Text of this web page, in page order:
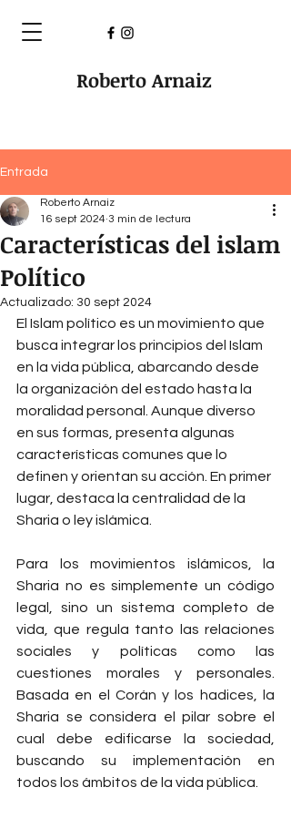
Roberto Arnaiz
Entrada
Características del islam
Político
Roberto Arnaiz
16 sept 2024 3 min de lectura
Actualizado: 30 sept 2024
El Islam político es un movimiento que
busca integrar los principios del Islam
en la vida pública, abarcando desde
la organización del estado hasta la
moralidad personal. Aunque diverso
en sus formas, presenta algunas
características comunes que lo
definen y orientan su acción. En primer
lugar, destaca la centralidad de la
Sharia o ley islámica.
Para los movimientos islámicos, la
Sharia no es simplemente un código
legal, sino un sistema completo de
vida, que regula tanto las relaciones
sociales y políticas como las
cuestiones morales y personales.
Basada en el Corán y los hadices, la
Sharia se considera el pilar sobre el
cual debe edificarse la sociedad,
buscando su implementación en
todos los ámbitos de la vida pública.